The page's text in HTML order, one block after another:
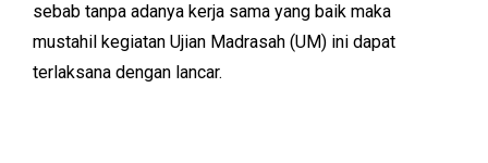
sebab tanpa adanya kerja sama yang baik maka
mustahil kegiatan Ujian Madrasah (UM) ini dapat
terlaksana dengan lancar.